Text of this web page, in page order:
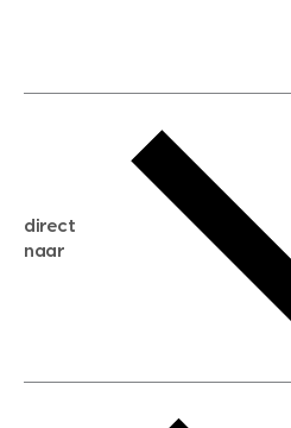
gratis zoekservice
huis verkopen
huis kopen
aankoopadvies
direct
naar